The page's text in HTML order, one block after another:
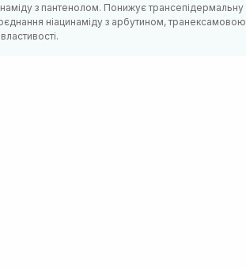
з пантенолом. Понижує трансепідермальну
ніацинаміду з арбутином, транексамовою